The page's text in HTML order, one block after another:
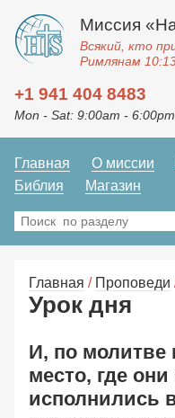
Миссия
Всякий, кто
Римлянам
+1 941 404 8483
Mon - Sat: 9:00am -
Главная О миссии
Библия
Магазин
Главная / Проповеди
Урок дня
И, по молитве
место, где
исполнились